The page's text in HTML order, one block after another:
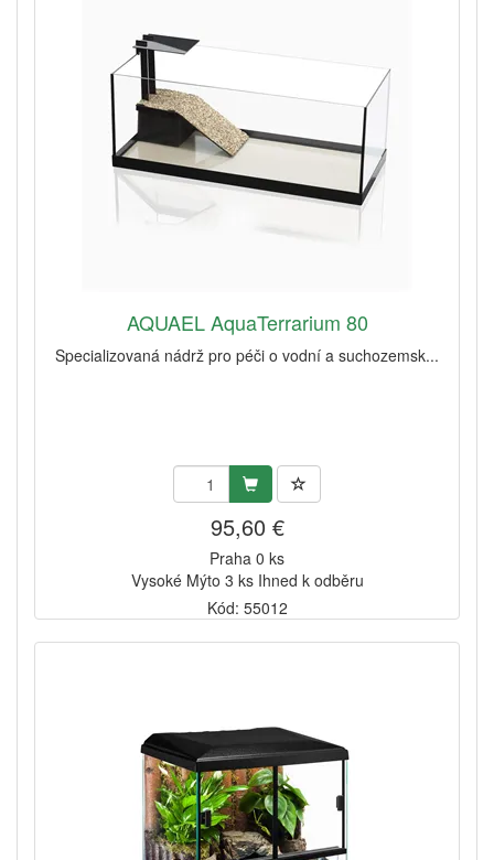
AQUAEL AquaTerrarium 80
Specializovaná nádrž pro péči o vodní a suchozemsk...
95,60 €
Praha 0 ks
Vysoké Mýto 3 ks Ihned k odběru
Kód: 55012